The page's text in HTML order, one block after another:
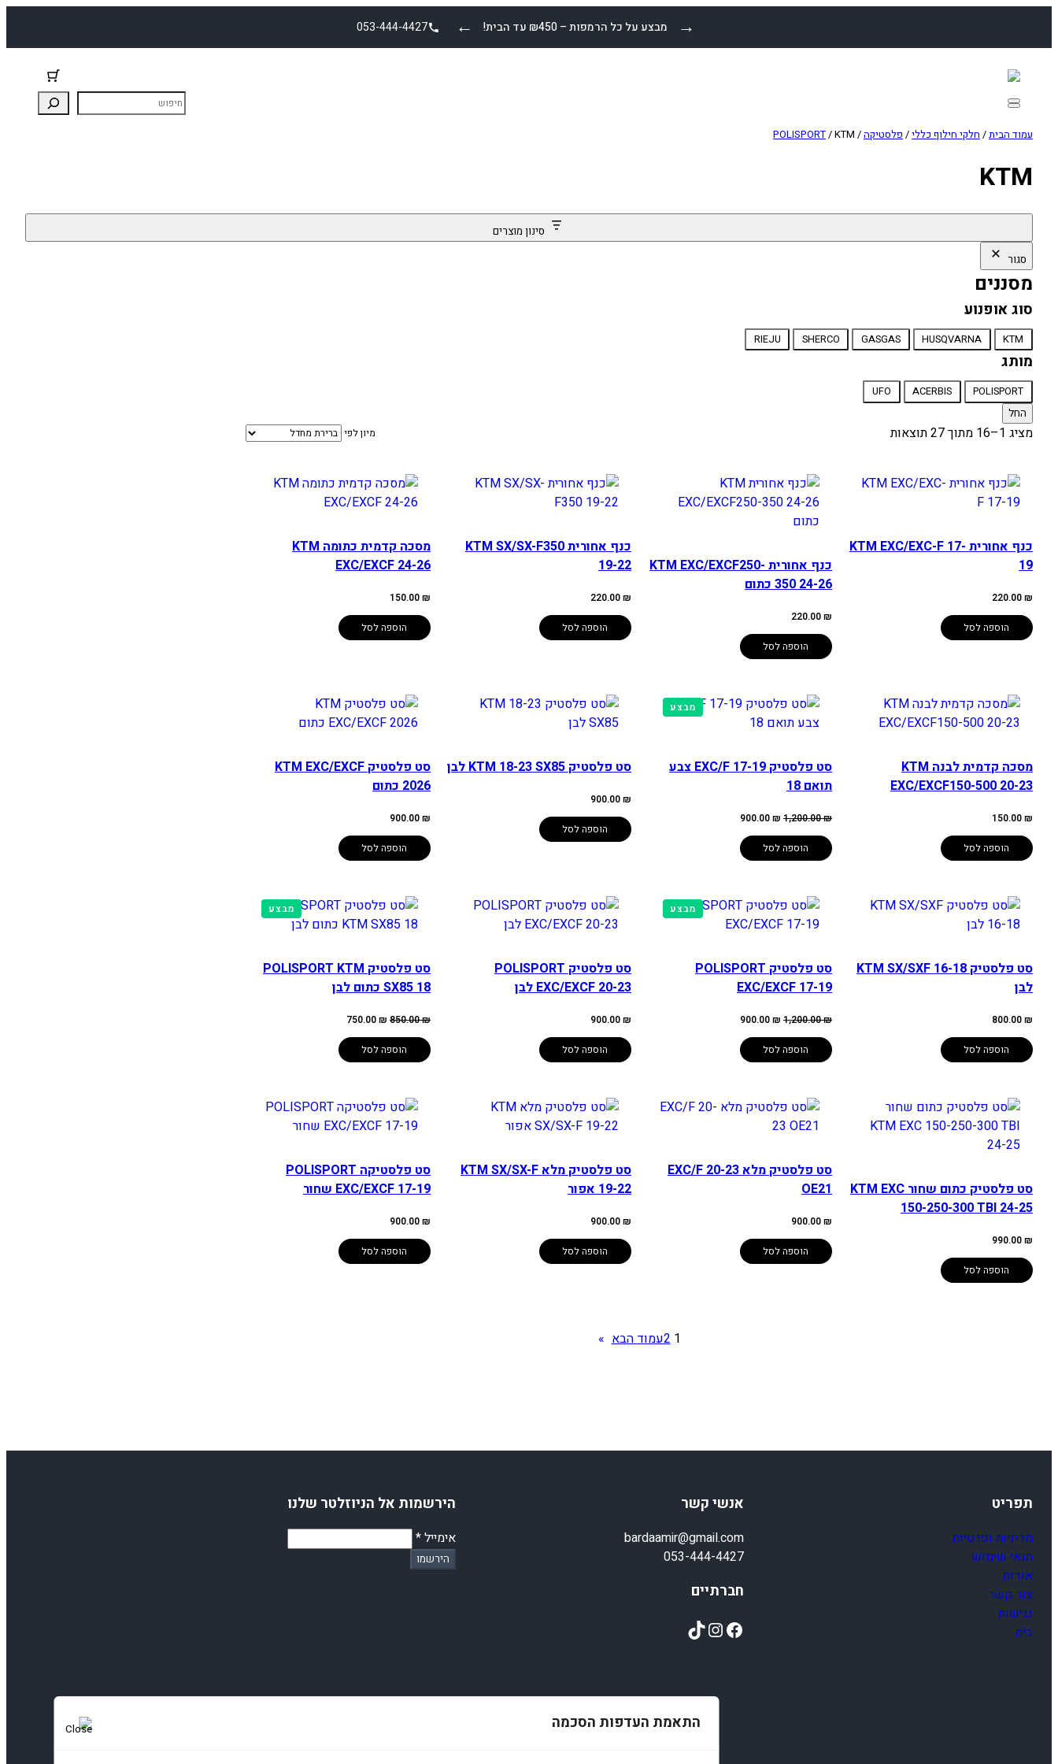
התאמת העדפות הסכמה
← מבצע על כל הרמפות – ₪450 עד הבית! →
053-444-4427
עמוד הבית/ חלקי חילוף כללי/ פלסטיקה/
POLISPORT/ KTM
KTM
סינון מוצרים
סגור
מסננים
סוג אופנוע
סוג
אופנוע
KTM
HUSQVARNA
GASGAS
SHERCO
RIEJU
מותג
מותג
POLISPORT
ACERBIS
UFO
החל
מציג 1–16 מתוך 27 תוצאות מיון לפי
כנף אחורית KTM EXC/EXC-F 17-
19
220.00₪
הוספה לסל
כנף אחורית KTM EXC/EXCF250-
350 24-26 כתום
220.00₪
הוספה לסל
כנף אחורית KTM SX/SX-F350
19-22
220.00₪
הוספה לסל
מסכה קדמית כתומה KTM
EXC/EXCF 24-26
150.00₪
הוספה לסל
מסכה קדמית לבנה KTM
EXC/EXCF150-500 20-23
150.00₪
הוספה לסל
מבצעמוצרים
במבצע
סט פלסטיק EXC/F 17-19 צבע
תואם 18
1,200.00₪ המחיר
היה:
1,200.00 ₪.
900.00₪
900.00 ₪. הוספה לסל
סט פלסטיק KTM 18-23 SX85 לבן
900.00₪
הוספה לסל
סט פלסטיק KTM EXC/EXCF
2026 כתום
900.00₪
הוספה לסל
סט פלסטיק KTM SX/SXF 16-18
לבן
800.00₪
הוספה לסל
מבצעמוצרים
במבצע
סט פלסטיק POLISPORT
EXC/EXCF 17-19
1,200.00₪ המחיר
היה:
1,200.00 ₪.
900.00₪
900.00 ₪. הוספה לסל
סט פלסטיק POLISPORT
EXC/EXCF 20-23 לבן
900.00₪
הוספה לסל
מבצעמוצרים
במבצע
סט פלסטיק POLISPORT KTM
SX85 18 כתום לבן
850.00₪ המחיר
היה:
850.00 ₪.
750.00₪
הוא:
750.00 ₪. הוספה לסל
סט פלסטיק כתום שחור KTM EXC
150-250-300 TBI 24-25
990.00₪
הוספה לסל
סט פלסטיק מלא EXC/F 20-23
OE21
900.00₪
הוספה לסל
סט פלסטיק מלא KTM SX/SX-F
19-22 אפור
900.00₪
הוספה לסל
סט פלסטיקה POLISPORT
EXC/EXCF 17-19 שחור
900.00₪
הוספה לסל
1
2עמוד הבא »
תפריט
מדיניות ופרטיות
תנאי שימוש
אודות
צור קשר
נגישות
בית
אנשי קשר
bardaamir@gmail.com
053-444-4427
חברתיים
Facebook
Instagram
TikTok
הירשמות אל הניוזלטר שלנו
אימייל*
הירשמו
© 2025 amirstuff. All rights reserved.